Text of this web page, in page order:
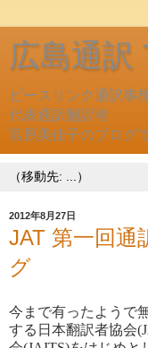
広島通訳
ピースリンク通訳事
代表通訳翻訳者
宮原美佳子のブログ
2012年8月27日
JAT 第一回通
グ
今まで有ったようで
する日本翻訳者協会